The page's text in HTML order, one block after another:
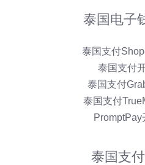
泰国电子
泰国支付
泰国支付
泰国支付
泰国支付
PromptPay
泰国支